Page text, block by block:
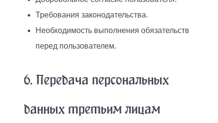
Требования законодательства.
Необходимость выполнения обязательств
перед пользователем.
6. Передача персональных
данных третьим лицам